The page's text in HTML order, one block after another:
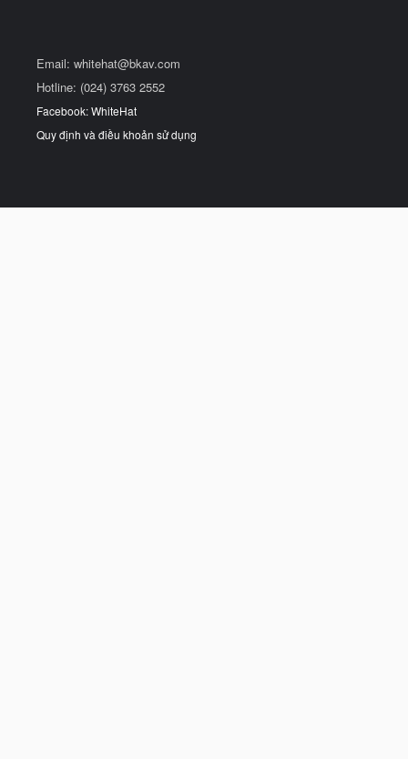
Email: whitehat@bkav.com
Hotline: (024) 3763 2552
Facebook: WhiteHat
Quy định và điều khoản sử dụng